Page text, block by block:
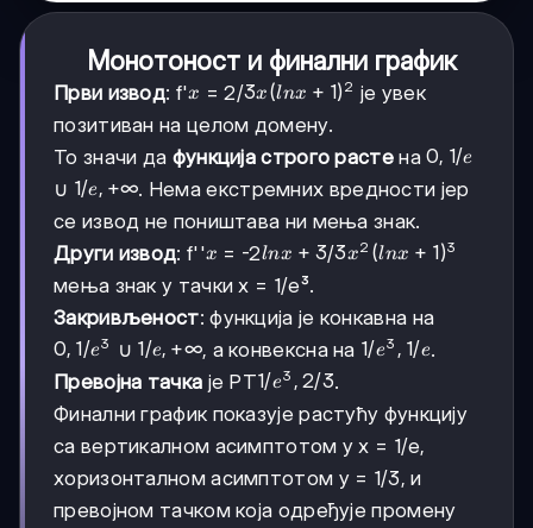
Монотоност и финални график
Први извод: f'x
x = 2/3x(ln
x +
1)²
3x(lnx + 1)2 је увек
позитиван на целом домену.
То значи да функција строго растена0,
1/e
0, 1/e
∪ 1/e,
+∞
1/e, +∞. Нема екстремних вредности јер
се извод не поништава ни мења знак.
Други извод: f''x
x = -2ln
3
lnx + 3/3x²(ln
3x2 (lnx + 1)3
мења знак у тачки x = 1/e³.
Закривљеност: функција је конкавна на
0,
1/e³
0, 1/e3 ∪ 1/e,
+∞
1/e, +∞, а конвексна на 1/e³,
1/e3 , 1/e.
Превојна тачка је PT1/e³,
2/3
1/e3 , 2/3.
Финални график показује растућу функцију
са вертикалном асимптотом у x = 1/e,
хоризонталном асимптотом y = 1/3, и
превојном тачком која одређује промену